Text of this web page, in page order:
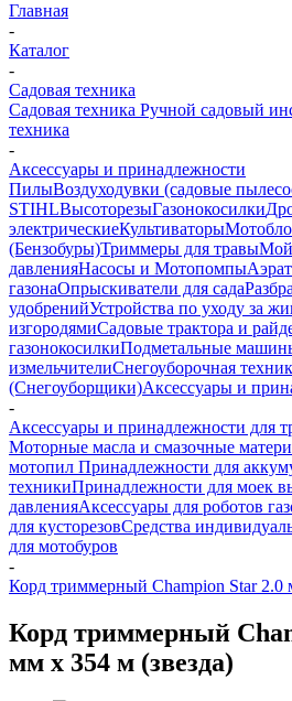
Главная
-
Каталог
-
Садовая техника
Садовая техника Ручной садовый
техника
-
Аксессуары и принадлежности
ПилыВоздуходувки (садовые
STIHLВысоторезыГазонокосилки
электрическиеКультиваторы
(Бензобуры)Триммеры для травы
давленияНасосы и Мотопомпы
газонаОпрыскиватели для сада
удобренийУстройства по уходу за
изгородямиСадовые трактора и
газонокосилкиПодметальные
измельчителиСнегоуборочная
(Снегоуборщики)Аксессуары и
-
Аксессуары и принадлежности для
Моторные масла и смазочные
мотопил Принадлежности для
техникиПринадлежности для моек
давленияАксессуары для роботов
для кусторезовСредства
для мотобуров
-
Корд триммерный Champion Star 2.0
Корд триммерный
мм х 354 м (звезда)